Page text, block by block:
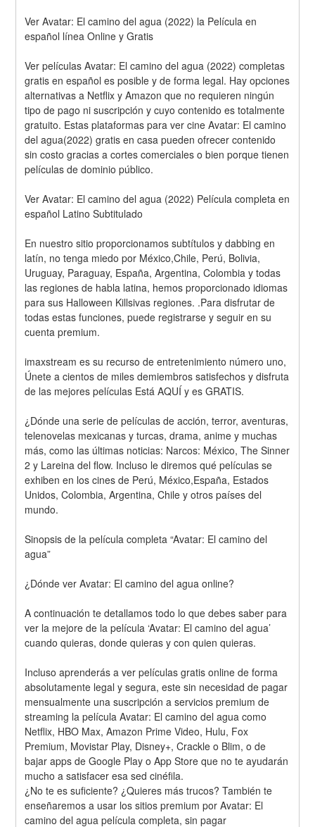
Ver Avatar: El camino del agua (2022) la Película en
español línea Online y Gratis
Ver películas Avatar: El camino del agua (2022) completas
gratis en español es posible y de forma legal. Hay opciones
alternativas a Netflix y Amazon que no requieren ningún
tipo de pago ni suscripción y cuyo contenido es totalmente
gratuito. Estas plataformas para ver cine Avatar: El camino
del agua(2022) gratis en casa pueden ofrecer contenido
sin costo gracias a cortes comerciales o bien porque tienen
películas de dominio público.
Ver Avatar: El camino del agua (2022) Película completa en
español Latino Subtitulado
En nuestro sitio proporcionamos subtítulos y dabbing en
latín, no tenga miedo por México,Chile, Perú, Bolivia,
Uruguay, Paraguay, España, Argentina, Colombia y todas
las regiones de habla latina, hemos proporcionado idiomas
para sus Halloween Killsivas regiones. .Para disfrutar de
todas estas funciones, puede registrarse y seguir en su
cuenta premium.
imaxstream es su recurso de entretenimiento número uno,
Únete a cientos de miles demiembros satisfechos y disfruta
de las mejores películas Está AQUÍ y es GRATIS.
¿Dónde una serie de películas de acción, terror, aventuras,
telenovelas mexicanas y turcas, drama, anime y muchas
más, como las últimas noticias: Narcos: México, The Sinner
2 y Lareina del flow. Incluso le diremos qué películas se
exhiben en los cines de Perú, México,España, Estados
Unidos, Colombia, Argentina, Chile y otros países del
mundo.
Sinopsis de la película completa “Avatar: El camino del
agua”
¿Dónde ver Avatar: El camino del agua online?
A continuación te detallamos todo lo que debes saber para
ver la mejore de la película ‘Avatar: El camino del agua’
cuando quieras, donde quieras y con quien quieras.
Incluso aprenderás a ver películas gratis online de forma
absolutamente legal y segura, este sin necesidad de pagar
mensualmente una suscripción a servicios premium de
streaming la película Avatar: El camino del agua como
Netflix, HBO Max, Amazon Prime Video, Hulu, Fox
Premium, Movistar Play, Disney+, Crackle o Blim, o de
bajar apps de Google Play o App Store que no te ayudarán
mucho a satisfacer esa sed cinéfila.
¿No te es suficiente? ¿Quieres más trucos? También te
enseñaremos a usar los sitios premium por Avatar: El
camino del agua película completa, sin pagar